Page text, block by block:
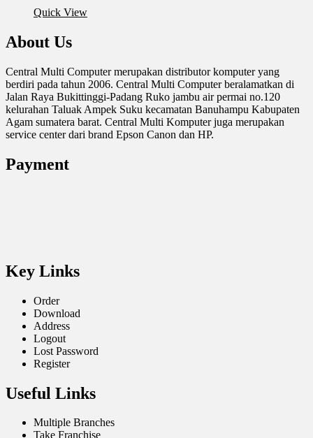
Quick View
About Us
Central Multi Computer merupakan distributor komputer yang
berdiri pada tahun 2006. Central Multi Computer beralamatkan di
Jalan Raya Bukittinggi-Padang Ruko jambu air permai no.120
kelurahan Taluak Ampek Suku kecamatan Banuhampu Kabupaten
Agam sumatera barat. Central Multi Komputer juga merupakan
service center dari brand Epson Canon dan HP.
Payment
Key Links
Order
Download
Address
Logout
Lost Password
Register
Useful Links
Multiple Branches
Take Franchise